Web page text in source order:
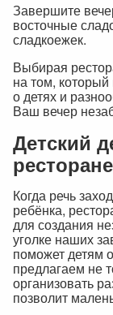
Завершите
восточные
сладкоежек.
Выбирая
на том,
о детях и
Ваш вечер
Детский
Когда речь
ребёнка,
для создания
уголке наших
поможет детям
предлагаем не
организовать
позволит